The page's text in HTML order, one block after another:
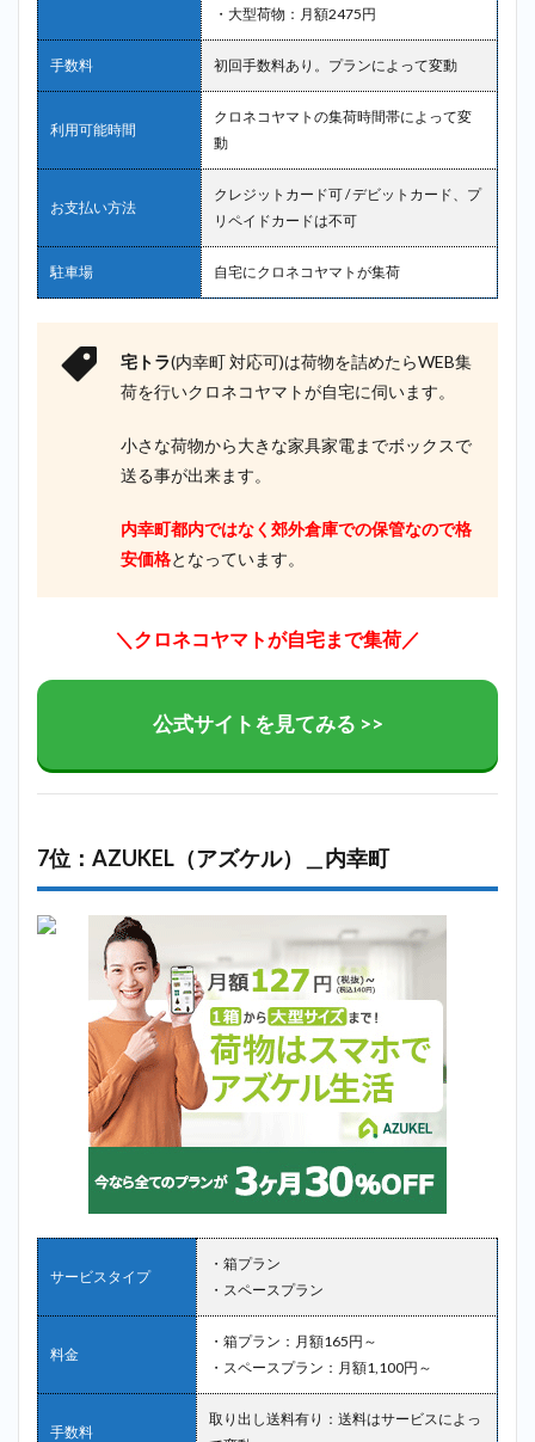
・大型荷物：月額2475円
手数料 初回手数料あり。プランによって変動
利用可能時間
クロネコヤマトの集荷時間帯によって変
動
お支払い方法
クレジットカード可 / デビットカード、プ
リペイドカードは不可
駐車場 自宅にクロネコヤマトが集荷
宅トラ(内幸町 対応可)は荷物を詰めたらWEB集
荷を行いクロネコヤマトが自宅に伺います。
小さな荷物から大きな家具家電までボックスで
送る事が出来ます。
内幸町都内ではなく郊外倉庫での保管なので格
安価格となっています。
＼クロネコヤマトが自宅まで集荷／
公式サイトを見てみる >>
7位：AZUKEL（アズケル）＿内幸町
サービスタイプ
・箱プラン
・スペースプラン
料金
・箱プラン：月額165円～
・スペースプラン：月額1,100円～
手数料
取り出し送料有り：送料はサービスによっ